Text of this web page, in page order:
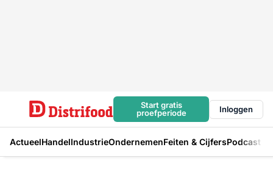
Start gratis
proefperiode
Inloggen
ActueelHandelIndustrieOndernemenFeiten & CijfersPodcast